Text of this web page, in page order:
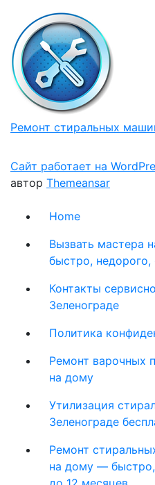
Ремонт стиральных
Сайт работает на
автор Themeansar
Home
Вызвать мастера
быстро, недорого,
Контакты
Зеленограде
Политика
Ремонт варочных
на дому
Утилизация
Зеленограде
Ремонт
на дому — быстро,